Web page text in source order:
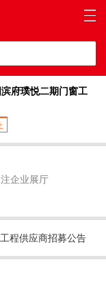
府璞悦二期门窗工
企业展厅
程供应商招募公告